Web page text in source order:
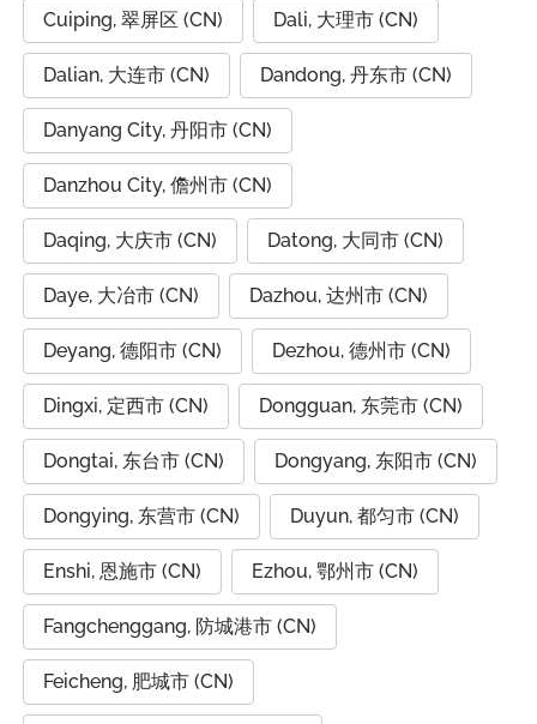
Cuiping, 翠屏区 (CN) Dali, 大理市 (CN)
Dalian, 大连市 (CN) Dandong, 丹东市 (CN)
Danyang City, 丹阳市 (CN)
Danzhou City, 儋州市 (CN)
Daqing, 大庆市 (CN) Datong, 大同市 (CN)
Daye, 大冶市 (CN) Dazhou, 达州市 (CN)
Deyang, 德阳市 (CN) Dezhou, 德州市 (CN)
Dingxi, 定西市 (CN) Dongguan, 东莞市 (CN)
Dongtai, 东台市 (CN) Dongyang, 东阳市 (CN)
Dongying, 东营市 (CN) Duyun, 都匀市 (CN)
Enshi, 恩施市 (CN) Ezhou, 鄂州市 (CN)
Fangchenggang, 防城港市 (CN)
Feicheng, 肥城市 (CN)